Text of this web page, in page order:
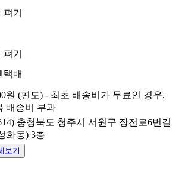
택배
원 (편도) - 최초 배송비가 무료인 경우,
배송비 부과
충청북도 청주시 서원구 장전로6번길
화동) 3층
보기